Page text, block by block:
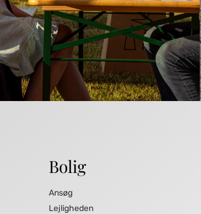
Bolig
Ansøg
Lejligheden